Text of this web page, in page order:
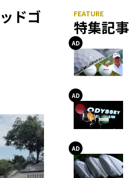
ドゴ
特集記事